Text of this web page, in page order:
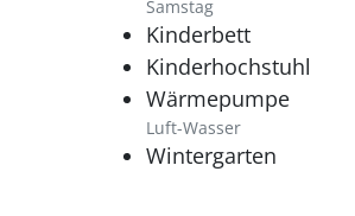
Samstag
Kinderbett
Kinderhochstuhl
Wärmepumpe
Luft-Wasser
Wintergarten